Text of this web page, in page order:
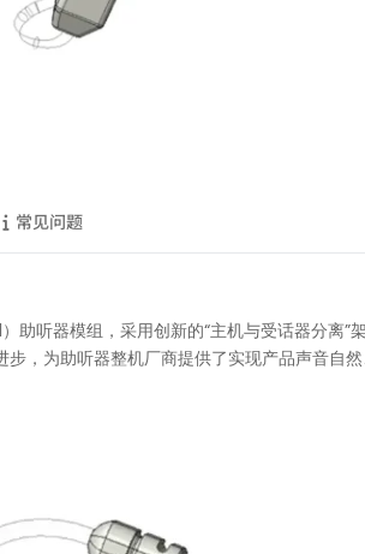
常见问题
听器模组，采用创新的“主机与受话器分离
，为助听器整机厂商提供了实现产品声音自